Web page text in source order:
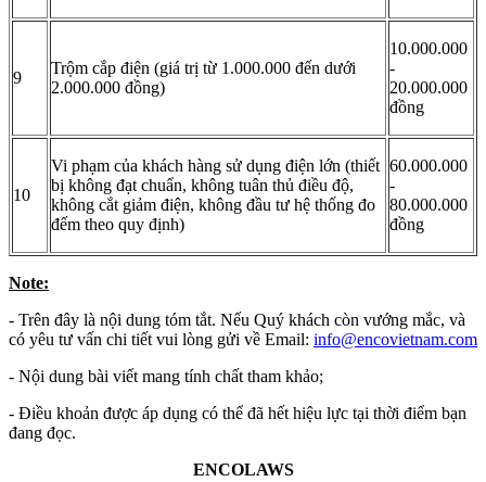
9
Trộm cắp điện (giá trị từ 1.000.000 đến dưới
2.000.000 đồng)
10.000.000
-
20.000.000
đồng
10
Vi phạm của khách hàng sử dụng điện lớn (thiết
bị không đạt chuẩn, không tuân thủ điều độ,
không cắt giảm điện, không đầu tư hệ thống đo
đếm theo quy định)
60.000.000
-
80.000.000
đồng
Note:
- Trên đây là nội dung tóm tắt. Nếu Quý khách còn vướng mắc, và
có yêu tư vấn chi tiết vui lòng gửi về Email: info​@​encovietnam.com
- Nội dung bài viết mang tính chất tham khảo;
- Điều khoản được áp dụng có thể đã hết hiệu lực tại thời điểm bạn
đang đọc.
ENCOLAWS